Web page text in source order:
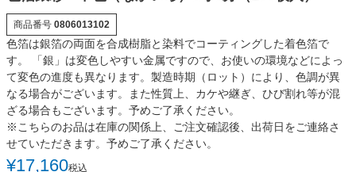
商品番号 0806013102
色箔は銀箔の両面を合成樹脂と染料でコーティングした着色箔で
す。 「銀」は変色しやすい金属ですので、お使いの環境などによっ
て変色の進度も異なります。製造時期（ロット）により、色調が異
なる場合がございます。また性質上、カケや継ぎ、ひび割れ等が混
ざる場合もございます。予めご了承ください。
※こちらのお品は在庫の関係上、ご注文確認後、出荷日をご連絡さ
せていただきます。予めご了承ください。
¥17,160税込